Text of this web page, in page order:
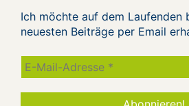
Ich möchte auf dem Laufenden
neuesten Beiträge per Email